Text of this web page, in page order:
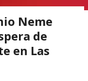
Neme
de
en Las